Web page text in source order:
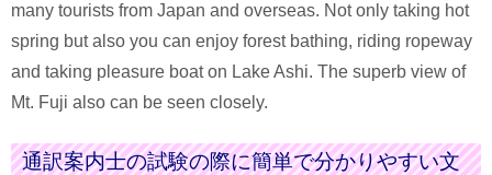
many tourists from Japan and overseas. Not only taking hot
spring but also you can enjoy forest bathing, riding ropeway
and taking pleasure boat on Lake Ashi. The superb view of
Mt. Fuji also can be seen closely.
通訳案内士の試験の際に簡単で分かりやすい文